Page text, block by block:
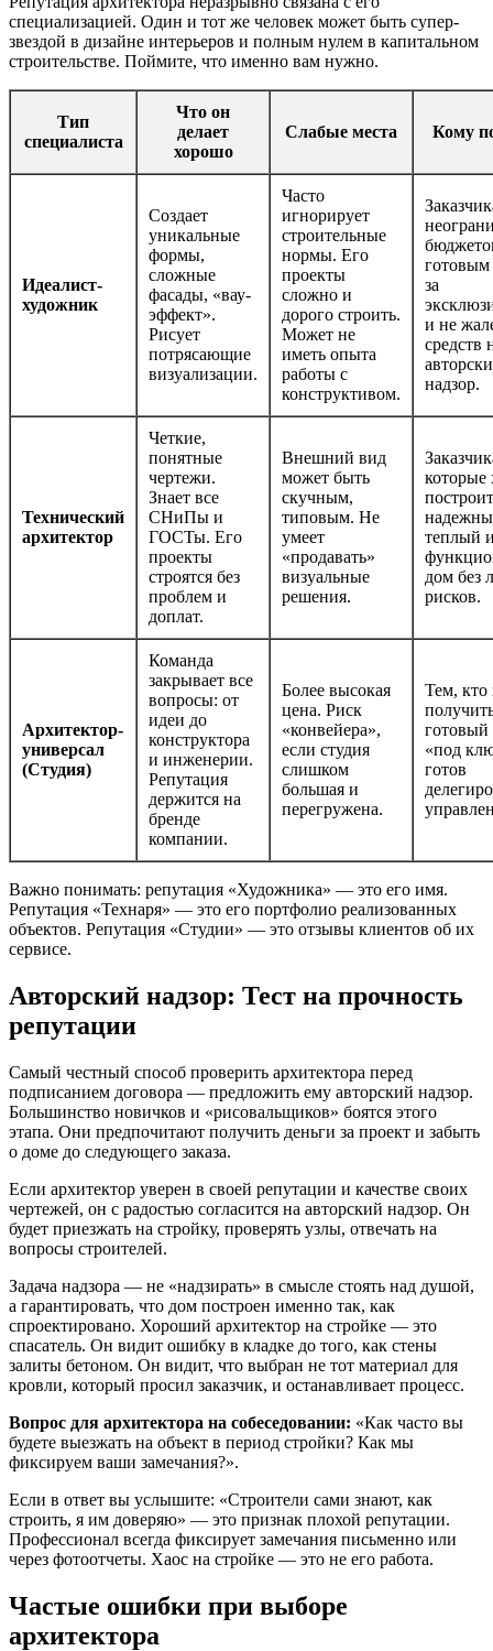
специализацией. Один и тот же человек может быть супер-
звездой в дизайне интерьеров и полным нулем в капитальном
строительстве. Поймите, что именно вам нужно.
Тип
специалиста
Что он
делает
хорошо
Слабые места Кому
Идеалист-
художник
Создает
уникальные
формы,
сложные
фасады, «вау-
эффект».
Рисует
потрясающие
визуализации.
Часто
игнорирует
строительные
нормы. Его
проекты
сложно и
дорого строить.
Может не
иметь опыта
работы с
конструктивом.
готовым
за
и не
средств
надзор.
Технический
архитектор
Четкие,
понятные
чертежи.
Знает все
СНиПы и
ГОСТы. Его
проекты
строятся без
проблем и
доплат.
Внешний вид
может быть
скучным,
типовым. Не
умеет
«продавать»
визуальные
решения.
которые
теплый
дом без
рисков.
Архитектор-
универсал
(Студия)
Команда
закрывает все
вопросы: от
идеи до
конструктора
и инженерии.
Репутация
держится на
бренде
компании.
Более высокая
цена. Риск
«конвейера»,
если студия
слишком
большая и
перегружена.
Тем, кто
готовый
«под
готов
Важно понимать: репутация «Художника» — это его имя.
Репутация «Технаря» — это его портфолио реализованных
объектов. Репутация «Студии» — это отзывы клиентов об их
сервисе.
Авторский надзор: Тест на прочность
репутации
Самый честный способ проверить архитектора перед
подписанием договора — предложить ему авторский надзор.
Большинство новичков и «рисовальщиков» боятся этого
этапа. Они предпочитают получить деньги за проект и забыть
о доме до следующего заказа.
Если архитектор уверен в своей репутации и качестве своих
чертежей, он с радостью согласится на авторский надзор. Он
будет приезжать на стройку, проверять узлы, отвечать на
вопросы строителей.
Задача надзора — не «надзирать» в смысле стоять над душой,
а гарантировать, что дом построен именно так, как
спроектировано. Хороший архитектор на стройке — это
спасатель. Он видит ошибку в кладке до того, как стены
залиты бетоном. Он видит, что выбран не тот материал для
кровли, который просил заказчик, и останавливает процесс.
Вопрос для архитектора на собеседовании: «Как часто вы
будете выезжать на объект в период стройки? Как мы
фиксируем ваши замечания?».
Если в ответ вы услышите: «Строители сами знают, как
строить, я им доверяю» — это признак плохой репутации.
Профессионал всегда фиксирует замечания письменно или
через фотоотчеты. Хаос на стройке — это не его работа.
Частые ошибки при выборе
архитектора